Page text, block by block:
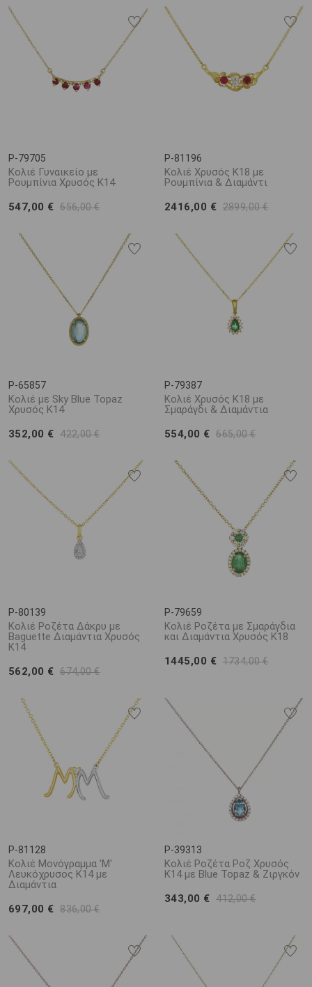
P-79705
Κολιέ Γυναικείο με
Ρουμπίνια Χρυσός K14
547,00 € 656,00 €
P-81196
Κολιέ Χρυσός K18 με
Ρουμπίνια & Διαμάντι
2416,00 € 2899,00 €
P-65857
Κολιέ με Sky Blue Topaz
Χρυσός Κ14
352,00 € 422,00 €
P-79387
Κολιέ Χρυσός Κ18 με
Σμαράγδι & Διαμάντια
554,00 € 665,00 €
P-80139
Κολιέ Ροζέτα Δάκρυ με
Baguette Διαμάντια Χρυσός
Κ14
562,00 € 674,00 €
P-79659
Κολιέ Ροζέτα με Σμαράγδια
και Διαμάντια Χρυσός Κ18
1445,00 € 1734,00 €
P-81128
Κολιέ Μονόγραμμα 'Μ'
Λευκόχρυσος Κ14 με
Διαμάντια
697,00 € 836,00 €
P-39313
Κολιέ Ροζέτα Ροζ Χρυσός
Κ14 με Blue Topaz & Ζιργκόν
343,00 € 412,00 €